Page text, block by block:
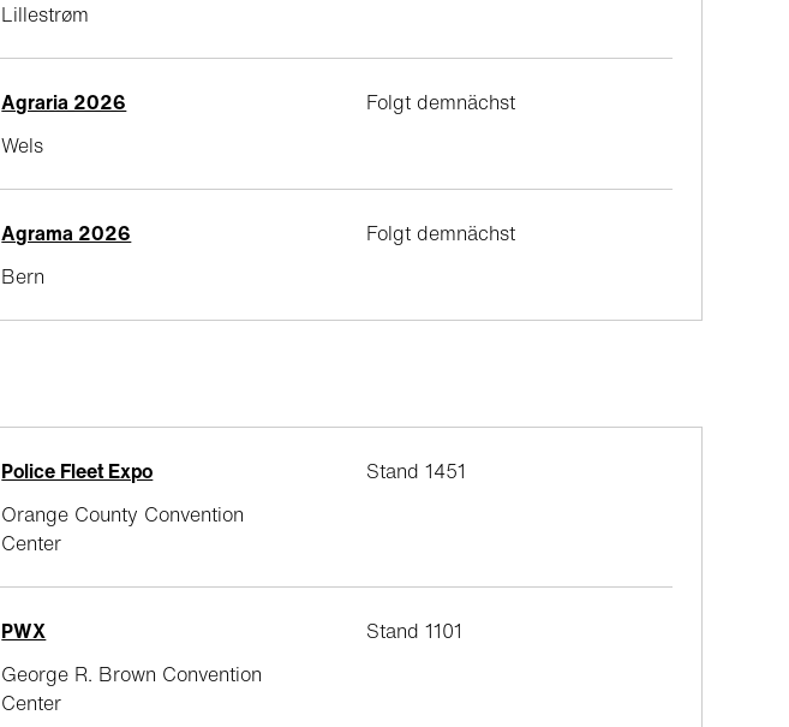
Lillestrøm
Agraria 2026
Wels
Folgt demnächst
Agrama 2026
Bern
Folgt demnächst
Police Fleet Expo
Orange County Convention
Center
Stand 1451
PWX
George R. Brown Convention
Center
Stand 1101